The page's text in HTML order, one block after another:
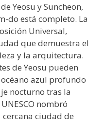
Yeosu y Suncheon,
do está completo. La
Universal,
que demuestra el
y la arquitectura.
de Yeosu pueden
azul profundo
nocturno tras la
nombró
ciudad de